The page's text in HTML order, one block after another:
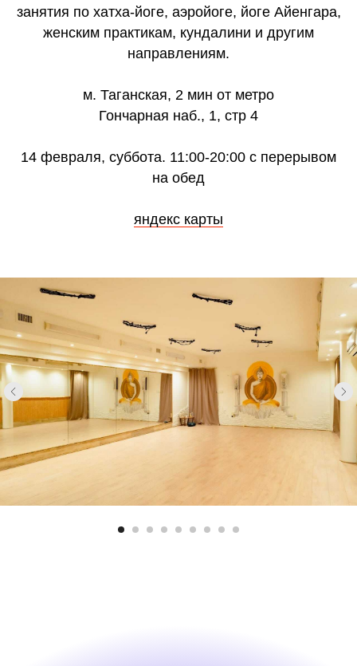
занятия по хатха-йоге, аэройоге, йоге Айенгара,
женским практикам, кундалини и другим
направлениям.
м. Таганская, 2 мин от метро
Гончарная наб., 1, стр 4
14 февраля, суббота. 11:00-20:00 с перерывом
на обед
яндекс карты